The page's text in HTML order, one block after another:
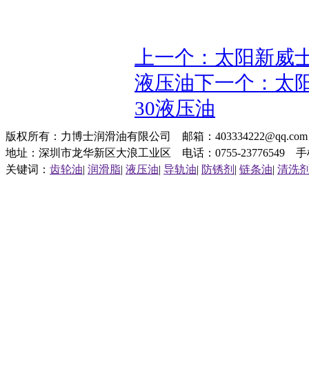
上一个：太阳新威
液压油下一个：太
30液压油
版权所有：力博士润滑油有限公司 邮箱：
地址：深圳市龙华新区大浪工业区 电话：0755-23776549 手
关键词： 齿轮油| 润滑脂| 液压油| 导轨油| 防锈剂 | 链条油| 清洗